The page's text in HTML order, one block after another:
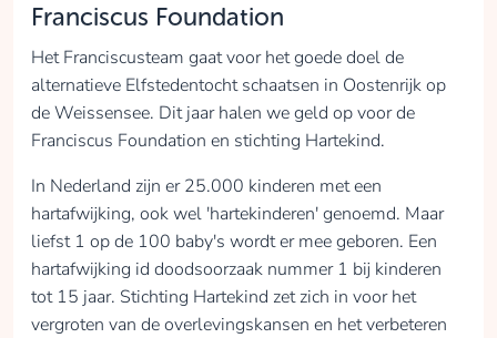
Franciscus Foundation
Het Franciscusteam gaat voor het goede doel de
alternatieve Elfstedentocht schaatsen in Oostenrijk op
de Weissensee. Dit jaar halen we geld op voor de
Franciscus Foundation en stichting Hartekind.
In Nederland zijn er 25.000 kinderen met een
hartafwijking, ook wel 'hartekinderen' genoemd. Maar
liefst 1 op de 100 baby's wordt er mee geboren. Een
hartafwijking id doodsoorzaak nummer 1 bij kinderen
tot 15 jaar. Stichting Hartekind zet zich in voor het
vergroten van de overlevingskansen en het verbeteren